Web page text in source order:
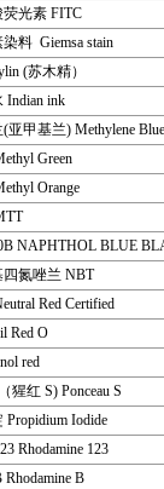
光素 FITC
料 Giemsa stain
(苏木精）
Indian ink
亚甲基兰) Methylene Blue
Green
Orange
NAPHTHOL BLUE
氮唑兰 NBT
Red Certified
Red O
red
猩红 S) Ponceau S
Propidium Iodide
Rhodamine 123
B